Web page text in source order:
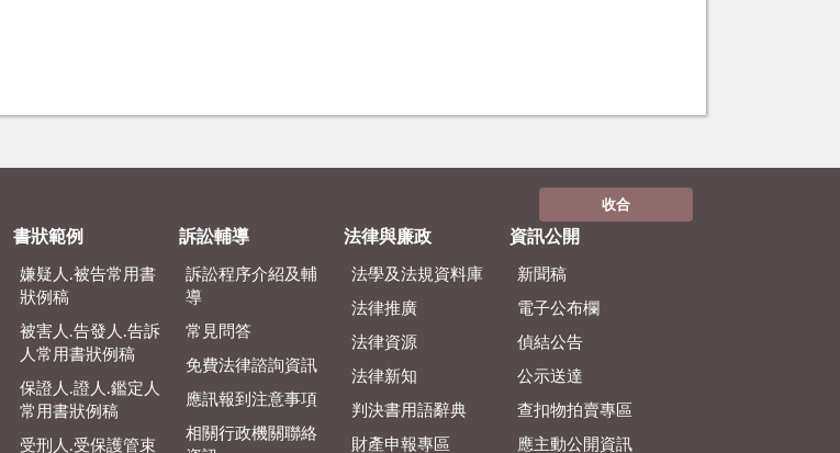
收合
書狀範例
嫌疑人.被告常用書
狀例稿
被害人.告發人.告訴
人常用書狀例稿
保證人.證人.鑑定人
常用書狀例稿
受刑人.受保護管束
訴訟輔導
訴訟程序介紹及輔
導
常見問答
免費法律諮詢資訊
應訊報到注意事項
相關行政機關聯絡
法律與廉政
法學及法規資料庫
法律推廣
法律資源
法律新知
判決書用語辭典
財產申報專區
資訊公開
新聞稿
電子公布欄
偵結公告
公示送達
查扣物拍賣專區
應主動公開資訊